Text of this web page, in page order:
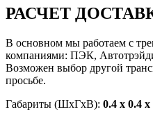
РАСЧЕТ
В основном мы работаем с
компаниями: ПЭК,
Возможен выбор другой
просьбе.
Габариты (ШхГxВ): 0.4 x 0.4